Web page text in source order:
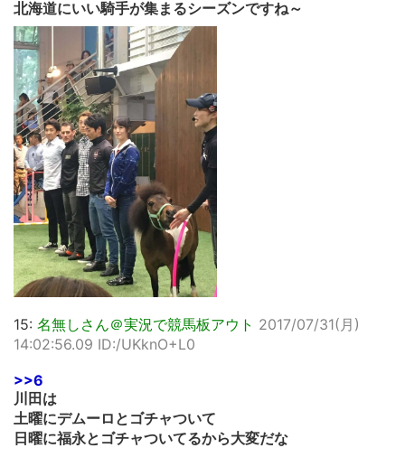
北海道にいい騎手が集まるシーズンですね～
15: 名無しさん＠実況で競馬板アウト 2017/07/31(月)
14:02:56.09 ID:/UKknO+L0
>>6
川田は
土曜にデムーロとゴチャついて
日曜に福永とゴチャついてるから大変だな